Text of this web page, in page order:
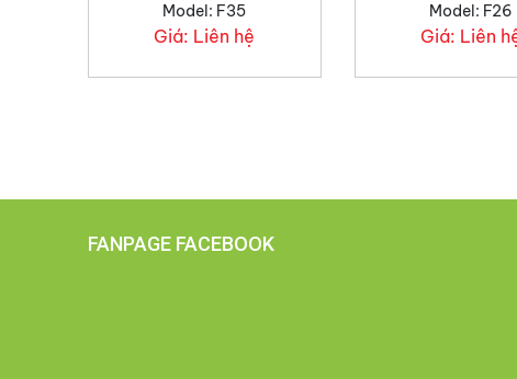
Model: F35
Giá: Liên hệ
Model: F26
Giá: Liên
FANPAGE FACEBOOK